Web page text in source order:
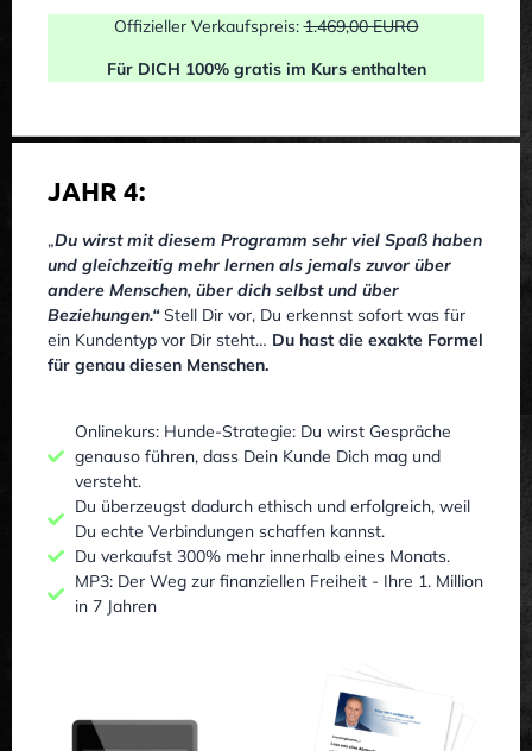
Offizieller Verkaufspreis:1.469,00 EURO
Für DICH 100% gratis im Kurs enthalten
JAHR 4:
„Du wirst mit diesem Programm sehr viel Spaß haben
und gleichzeitig mehr lernen als jemals zuvor über
andere Menschen, über dich selbst und über
Beziehungen.“Stell Dir vor, Du erkennst sofort was für
ein Kundentyp vor Dir steht… Du hast die exakte Formel
für genau diesen Menschen.
Onlinekurs: Hunde-Strategie: Du wirst Gespräche
genauso führen, dass Dein Kunde Dich mag und
versteht.
Du überzeugst dadurch ethisch und erfolgreich, weil
Du echte Verbindungen schaffen kannst.
Du verkaufst 300% mehr innerhalb eines Monats.
MP3: Der Weg zur finanziellen Freiheit - Ihre 1. Million
in 7 Jahren